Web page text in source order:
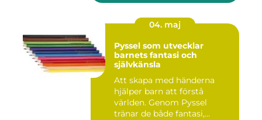
04. maj
Pyssel som utvecklar
barnets fantasi och
självkänsla
Att skapa med händerna
hjälper barn att förstå
världen. Genom Pyssel
tränar de både fantasi,